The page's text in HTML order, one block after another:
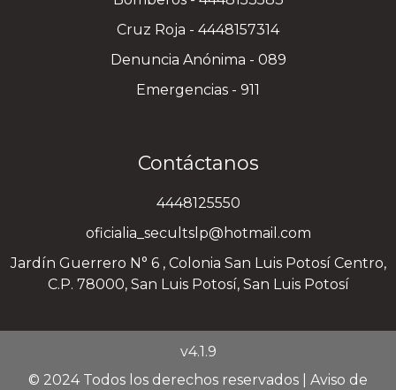
Cruz Roja - 4448157314
Denuncia Anónima - 089
Emergencias - 911
Contáctanos
4448125550
oficialia_secultslp@hotmail.com
Jardín Guerrero N° 6 , Colonia San Luis Potosí Centro,
C.P. 78000, San Luis Potosí, San Luis Potosí
v4.1.9
© 2024 Todos los derechos reservados | Aviso de